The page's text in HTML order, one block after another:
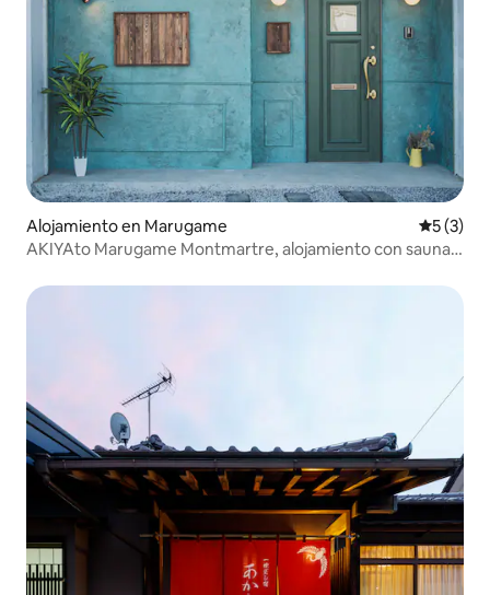
Alojamiento en Marugame
5 (3)
AKIYAto Marugame Montmartre, alojamiento con sauna